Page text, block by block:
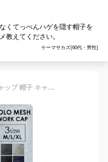
くてっぺんハゲを隠す帽子を
教えてください。
ケーマサカズ(60代・男性)
nakota ナコタ ポロメッシュ ワークキャップ 帽子 キャップ メンズ レディース 深め ブランド 夏 夏用 涼しい 大きいサイズ 小さめサイズ 熱中症対策 紫外線対策 UV プレゼント 洗える